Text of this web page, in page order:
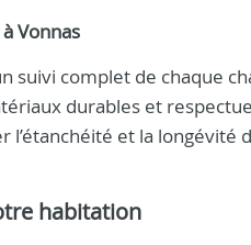
Vonnas
suivi complet de chaque
durables et
l’étanchéité et la
habitation